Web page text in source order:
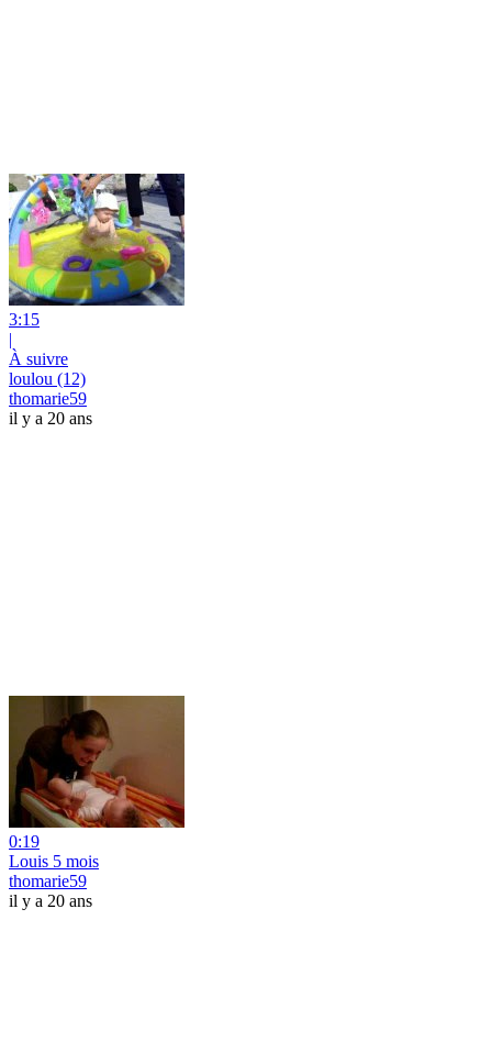
3:15
|
À suivre
loulou (12)
thomarie59
il y a 20 ans
0:19
Louis 5 mois
thomarie59
il y a 20 ans